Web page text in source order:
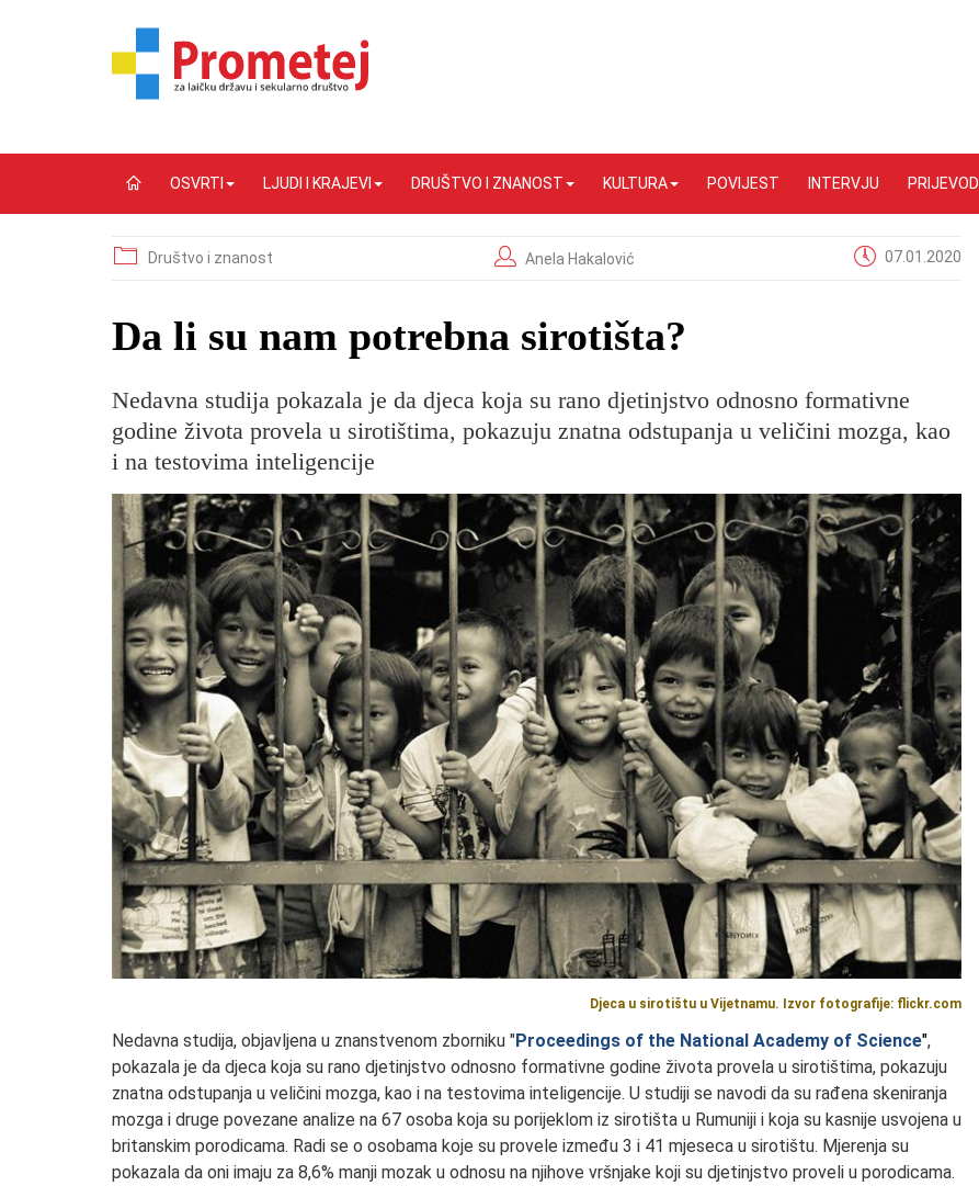
OSVRTI LJUDI I KRAJEVI DRUŠTVO I ZNANOST KULTURA POVIJEST INTERVJU PRIJEVODI
Društvo i znanost Anela Hakalović 07.01.2020
Da li su nam potrebna sirotišta?
Nedavna studija pokazala je da djeca koja su rano djetinjstvo odnosno formativne
godine života provela u sirotištima, pokazuju znatna odstupanja u veličini mozga, kao
i na testovima inteligencije
Djeca u sirotištu u Vijetnamu. Izvor fotografije: flickr.com
Nedavna studija, objavljena u znanstvenom zborniku "Proceedings of the National Academy of Science",
pokazala je da djeca koja su rano djetinjstvo odnosno formativne godine života provela u sirotištima, pokazuju
znatna odstupanja u veličini mozga, kao i na testovima inteligencije. U studiji se navodi da su rađena skeniranja
mozga i druge povezane analize na 67 osoba koja su porijeklom iz sirotišta u Rumuniji i koja su kasnije usvojena u
britanskim porodicama. Radi se o osobama koje su provele između 3 i 41 mjeseca u sirotištu. Mjerenja su
pokazala da oni imaju za 8,6% manji mozak u odnosu na njihove vršnjake koji su djetinjstvo proveli u porodicama.